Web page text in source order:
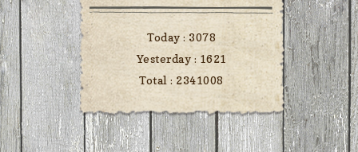
Today : 3078
Yesterday : 1621
Total : 2341008